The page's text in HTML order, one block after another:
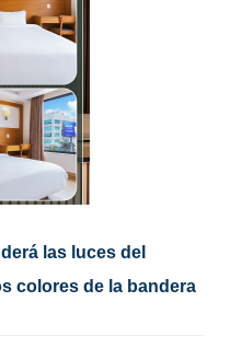
las luces del
colores de la bandera